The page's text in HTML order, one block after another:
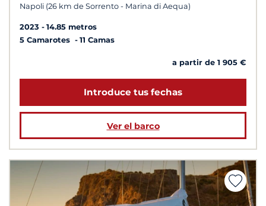
Napoli (26 km de Sorrento - Marina di Aequa)
2023
14.85 metros
5 Camarotes
11 Camas
a partir de 1 905 €
Introduce tus fechas
Ver el barco